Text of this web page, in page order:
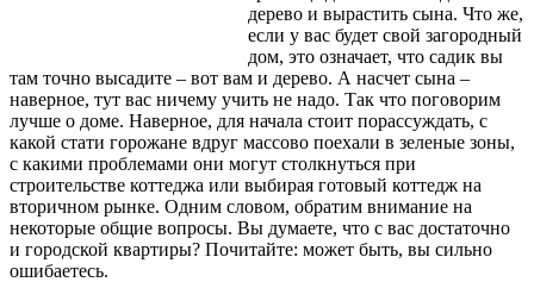
дерево и вырастить сына. Что же,
если у вас будет свой загородный
дом, это означает, что садик вы
там точно высадите – вот вам и дерево. А насчет сына –
наверное, тут вас ничему учить не надо. Так что поговорим
лучше о доме. Наверное, для начала стоит порассуждать, с
какой стати горожане вдруг массово поехали в зеленые зоны,
с какими проблемами они могут столкнуться при
строительстве коттеджа или выбирая готовый коттедж на
вторичном рынке. Одним словом, обратим внимание на
некоторые общие вопросы. Вы думаете, что с вас достаточно
и городской квартиры? Почитайте: может быть, вы сильно
ошибаетесь.